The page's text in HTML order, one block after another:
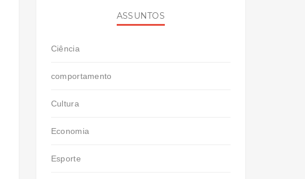
ASSUNTOS
Ciência
comportamento
Cultura
Economia
Esporte